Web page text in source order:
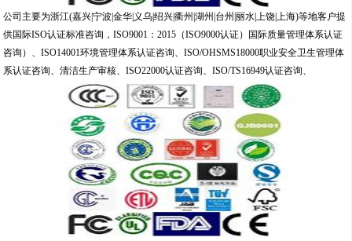
公司主要为浙江(嘉兴|宁波|金华|义乌|绍兴|衢州|湖州|台州|丽水|上饶|上海)等地客户提
供国际ISO认证标准咨询，ISO9001：2015（ISO9000认证）国际质量管理体系认证
咨询）、ISO14001环境管理体系认证咨询、ISO/OHSMS18000职业安全卫生管理体
系认证咨询、清洁生产审核、ISO22000认证咨询、ISO/TS16949认证咨询、